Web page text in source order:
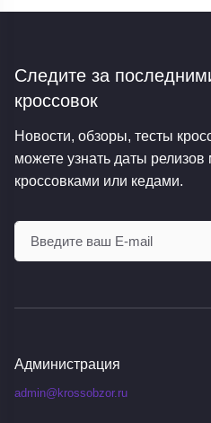
Следите за
кроссовок
Новости, обзоры, тесты
можете узнать даты релизов
кроссовками или кедами.
Администрация
admin@krossobzor.ru